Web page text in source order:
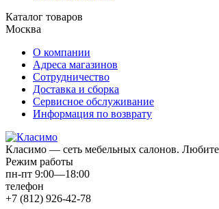
Каталог товаров
Москва
О компании
Адреса магазинов
Сотрудничество
Доставка и сборка
Сервисное обслуживание
Информация по возврату
Класимо — cеть мебельных салонов.
Режим работы
пн-пт 9:00—18:00
телефон
+7 (812) 926-42-78